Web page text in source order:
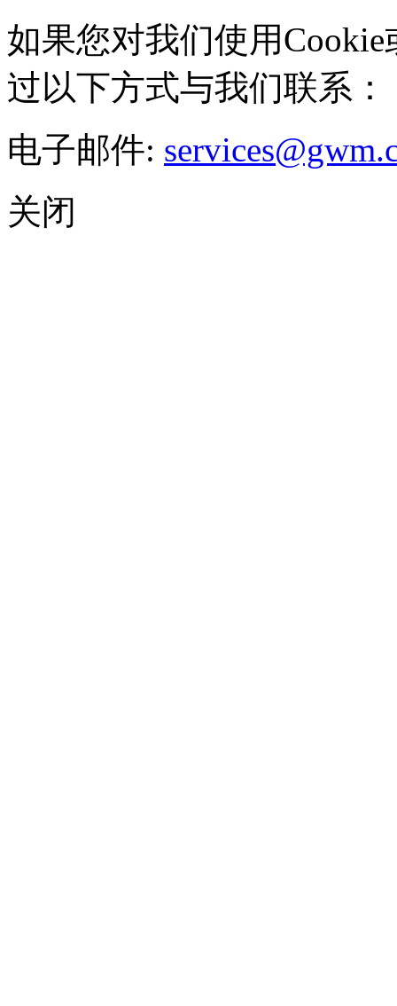
如果您对我们使用Cookie
过以下方式与我们联系：
电子邮件:
关闭